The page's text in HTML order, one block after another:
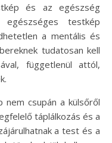
és az egészség
testkép
a mentális és
tudatosan kell
függetlenül attól,
csupán a külsőről
táplálkozás és a
a test és a